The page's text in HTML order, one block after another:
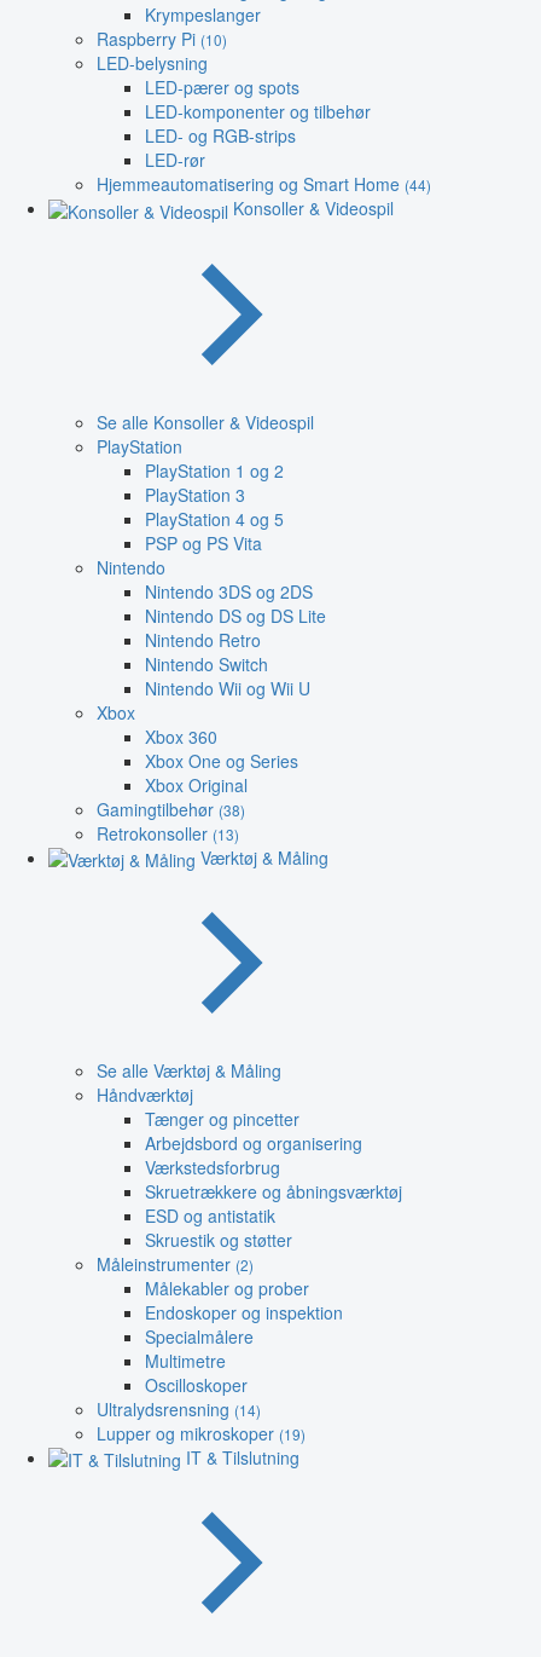
Krympeslanger
Raspberry Pi (10)
LED-belysning
LED-pærer og spots
LED-komponenter og tilbehør
LED- og RGB-strips
LED-rør
Hjemmeautomatisering og Smart Home (44)
Konsoller & Videospil
Se alle Konsoller & Videospil
PlayStation
PlayStation 1 og 2
PlayStation 3
PlayStation 4 og 5
PSP og PS Vita
Nintendo
Nintendo 3DS og 2DS
Nintendo DS og DS Lite
Nintendo Retro
Nintendo Switch
Nintendo Wii og Wii U
Xbox
Xbox 360
Xbox One og Series
Xbox Original
Gamingtilbehør (38)
Retrokonsoller (13)
Værktøj & Måling
Se alle Værktøj & Måling
Håndværktøj
Tænger og pincetter
Arbejdsbord og organisering
Værkstedsforbrug
Skruetrækkere og åbningsværktøj
ESD og antistatik
Skruestik og støtter
Måleinstrumenter (2)
Målekabler og prober
Endoskoper og inspektion
Specialmålere
Multimetre
Oscilloskoper
Ultralydsrensning (14)
Lupper og mikroskoper (19)
IT & Tilslutning